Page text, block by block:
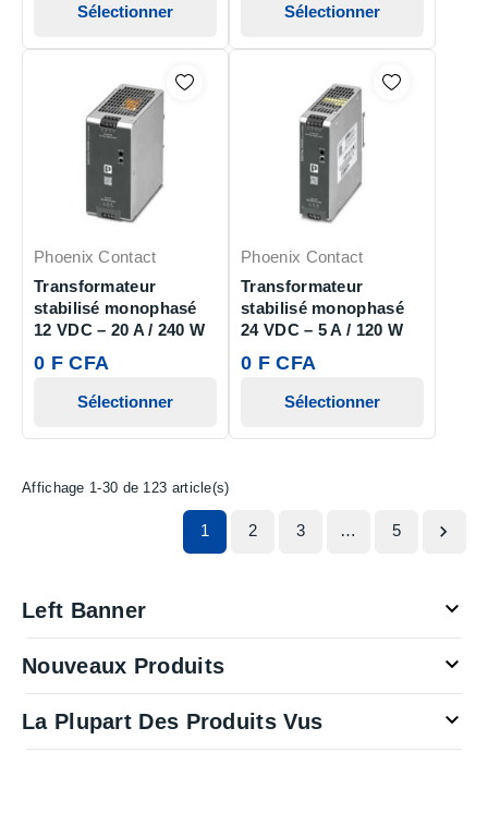
Sélectionner Sélectionner
Phoenix Contact
Transformateur
stabilisé monophasé
12 VDC – 20 A / 240 W
0 F CFA
Sélectionner
Phoenix Contact
Transformateur
stabilisé monophasé
24 VDC – 5 A / 120 W
0 F CFA
Sélectionner
Affichage 1-30 de 123 article(s)
1 2 3 … 5 
Left Banner 
Nouveaux Produits 
La Plupart Des Produits Vus 